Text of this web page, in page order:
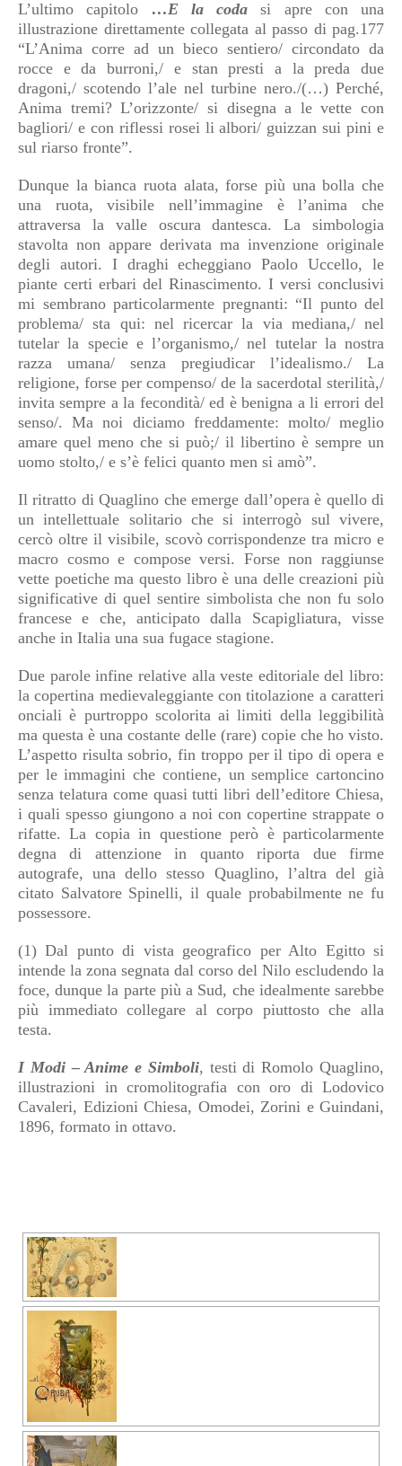
L’ultimo capitolo …E la coda si apre con una
illustrazione direttamente collegata al passo di pag.177
“L’Anima corre ad un bieco sentiero/ circondato da
rocce e da burroni,/ e stan presti a la preda due
dragoni,/ scotendo l’ale nel turbine nero./(…) Perché,
Anima tremi? L’orizzonte/ si disegna a le vette con
bagliori/ e con riflessi rosei li albori/ guizzan sui pini e
sul riarso fronte”.
Dunque la bianca ruota alata, forse più una bolla che
una ruota, visibile nell’immagine è l’anima che
attraversa la valle oscura dantesca. La simbologia
stavolta non appare derivata ma invenzione originale
degli autori. I draghi echeggiano Paolo Uccello, le
piante certi erbari del Rinascimento. I versi conclusivi
mi sembrano particolarmente pregnanti: “Il punto del
problema/ sta qui: nel ricercar la via mediana,/ nel
tutelar la specie e l’organismo,/ nel tutelar la nostra
razza umana/ senza pregiudicar l’idealismo./ La
religione, forse per compenso/ de la sacerdotal sterilità,/
invita sempre a la fecondità/ ed è benigna a li errori del
senso/. Ma noi diciamo freddamente: molto/ meglio
amare quel meno che si può;/ il libertino è sempre un
uomo stolto,/ e s’è felici quanto men si amò”.
Il ritratto di Quaglino che emerge dall’opera è quello di
un intellettuale solitario che si interrogò sul vivere,
cercò oltre il visibile, scovò corrispondenze tra micro e
macro cosmo e compose versi. Forse non raggiunse
vette poetiche ma questo libro è una delle creazioni più
significative di quel sentire simbolista che non fu solo
francese e che, anticipato dalla Scapigliatura, visse
anche in Italia una sua fugace stagione.
Due parole infine relative alla veste editoriale del libro:
la copertina medievaleggiante con titolazione a caratteri
onciali è purtroppo scolorita ai limiti della leggibilità
ma questa è una costante delle (rare) copie che ho visto.
L’aspetto risulta sobrio, fin troppo per il tipo di opera e
per le immagini che contiene, un semplice cartoncino
senza telatura come quasi tutti libri dell’editore Chiesa,
i quali spesso giungono a noi con copertine strappate o
rifatte. La copia in questione però è particolarmente
degna di attenzione in quanto riporta due firme
autografe, una dello stesso Quaglino, l’altra del già
citato Salvatore Spinelli, il quale probabilmente ne fu
possessore.
(1) Dal punto di vista geografico per Alto Egitto si
intende la zona segnata dal corso del Nilo escludendo la
foce, dunque la parte più a Sud, che idealmente sarebbe
più immediato collegare al corpo piuttosto che alla
testa.
I Modi – Anime e Simboli, testi di Romolo Quaglino,
illustrazioni in cromolitografia con oro di Lodovico
Cavaleri, Edizioni Chiesa, Omodei, Zorini e Guindani,
1896, formato in ottavo.